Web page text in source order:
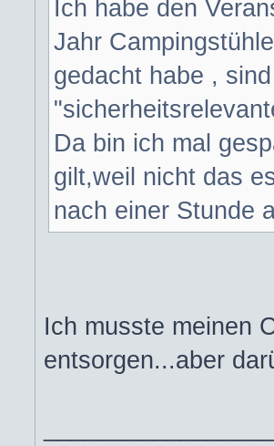
Ich habe den
Jahr
gedacht habe ,
Da bin ich mal
gilt,weil nicht das
nach einer Stunde
Ich musste meinen
entsorgen...aber